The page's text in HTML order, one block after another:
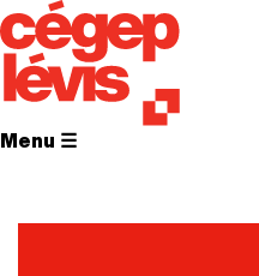
Menu ☰